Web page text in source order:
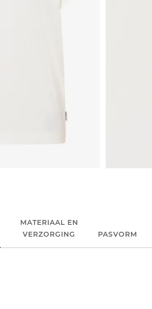
MATERIAAL EN
VERZORGING
PASVORM